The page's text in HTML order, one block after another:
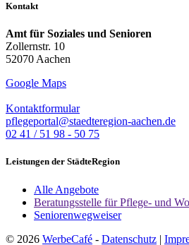
Kontakt
Amt für Soziales und Senioren
Zollernstr. 10
52070 Aachen
Google Maps
Kontaktformular
pflegeportal@staedteregion-aachen.de
02 41 / 51 98 - 50 75
Leistungen der StädteRegion
Alle Angebote
Beratungsstelle für Pflege- und
Seniorenwegweiser
© 2026 WerbeCafé - Datenschutz |